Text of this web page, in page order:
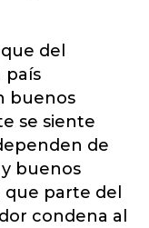
del
país
buenos
se siente
de
buenos
parte del
condena al